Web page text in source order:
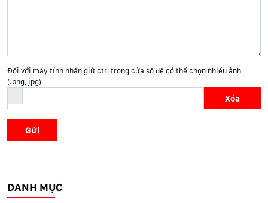
Đối với máy tính nhấn giữ ctrl trong cửa sổ để có thể chọn nhiều ảnh
(.png, jpg)
Xóa
Gửi
DANH MỤC